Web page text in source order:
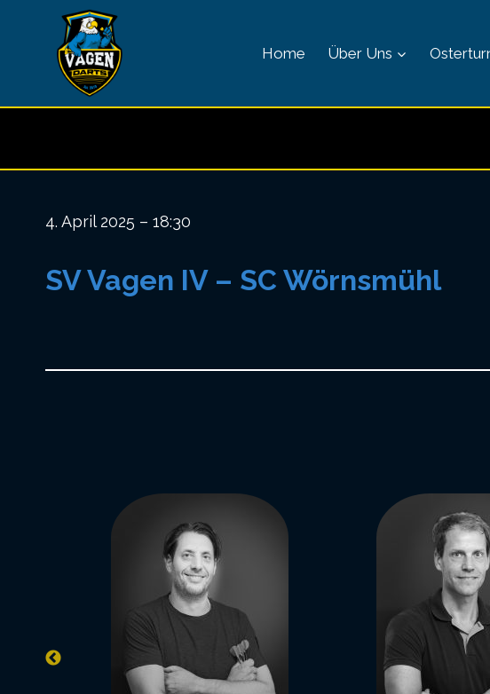
springen
Home Über Uns
4. April 2025 – 18:30
SV Vagen IV – SC Wörnsmühl